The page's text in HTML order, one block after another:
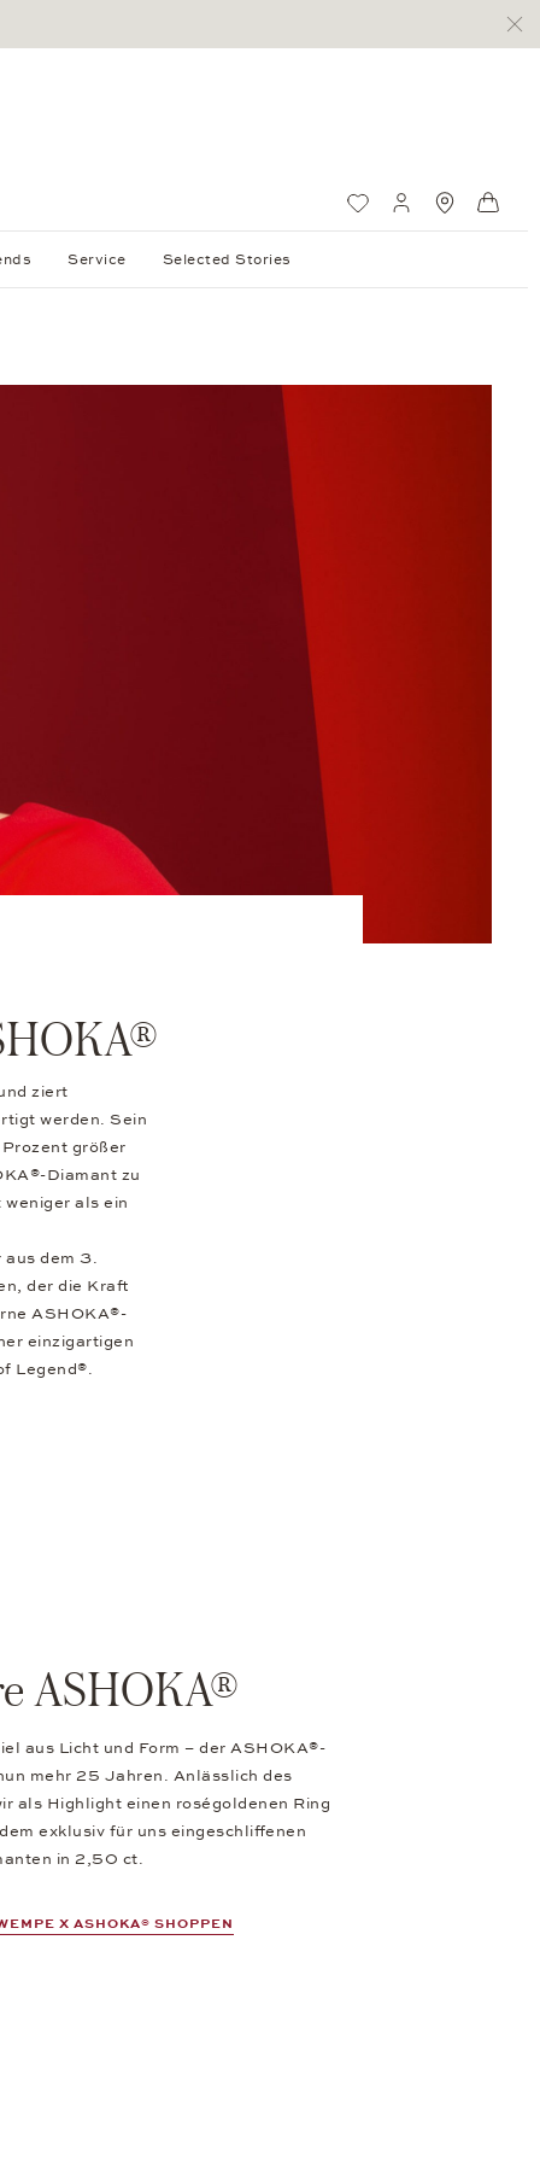
WunschlisteMein Konto
Service Selected Stories
ziert
werden. Sein
größer
Diamant zu
als ein
aus dem 3.
der die Kraft
ASHOKA®-
einzigartigen
Legend®.
ASHOKA®
aus Licht und Form – der ASHOKA®-
mehr 25 Jahren. Anlässlich des
als Highlight einen roségoldenen Ring
exklusiv für uns eingeschliffenen
in 2,50 ct.
X ASHOKA® SHOPPEN